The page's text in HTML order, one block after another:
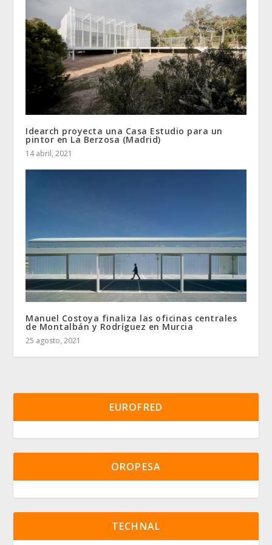
Idearch proyecta una Casa Estudio para un
pintor en La Berzosa (Madrid)
14 abril, 2021
Manuel Costoya finaliza las oficinas centrales
de Montalbán y Rodríguez en Murcia
25 agosto, 2021
EUROFRED
OROPESA
TECHNAL